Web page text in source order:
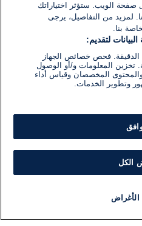
صفحة الويب. ستؤثر اختياراتك
لمزيد من التفاصيل، يرجى
بنا.
لتقديم:
الدقيقة. فحص خصائص الجهاز
تخزين المعلومات و/أو الوصول
والمحتوى المخصصان وقياس أداء
وتطوير الخدمات.
الكل